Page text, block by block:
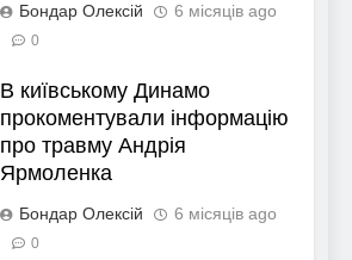
Бондар Олексій 6 місяців ago
0
В київському Динамо
прокоментували інформацію
про травму Андрія
Ярмоленка
Бондар Олексій 6 місяців ago
0